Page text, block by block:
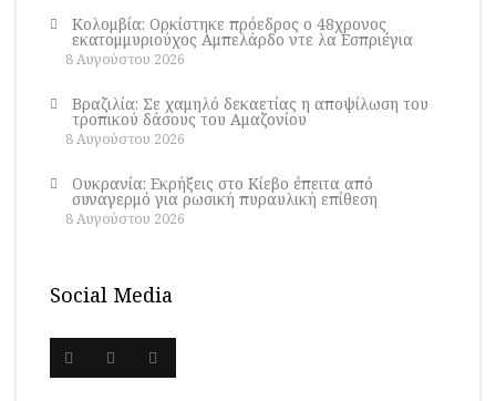
Κολομβία: Ορκίστηκε πρόεδρος ο 48χρονος
εκατομμυριούχος Αμπελάρδο ντε λα Εσπριέγια
8 Αυγούστου 2026
Βραζιλία: Σε χαμηλό δεκαετίας η αποψίλωση του
τροπικού δάσους του Αμαζονίου
8 Αυγούστου 2026
Ουκρανία: Εκρήξεις στο Κίεβο έπειτα από
συναγερμό για ρωσική πυραυλική επίθεση
8 Αυγούστου 2026
Social Media